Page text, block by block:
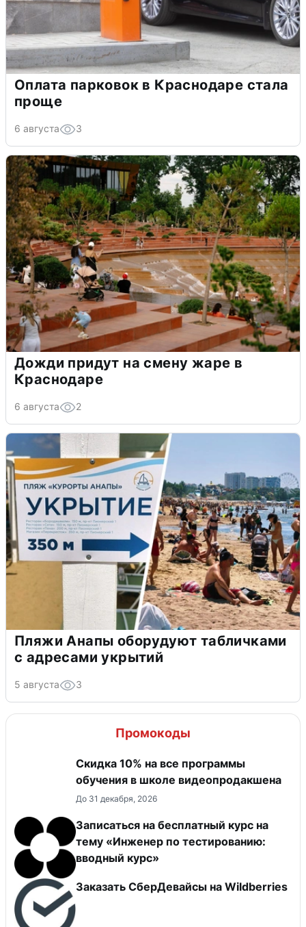
Оплата парковок в Краснодаре стала
проще
6 августа 3
Дожди придут на смену жаре в
Краснодаре
6 августа 2
Пляжи Анапы оборудуют табличками
с адресами укрытий
5 августа 3
Промокоды
Скидка 10% на все программы
обучения в школе видеопродакшена
До 31 декабря, 2026
Записаться на бесплатный курс на
тему «Инженер по тестированию:
вводный курс»
Заказать СберДевайсы на Wildberries